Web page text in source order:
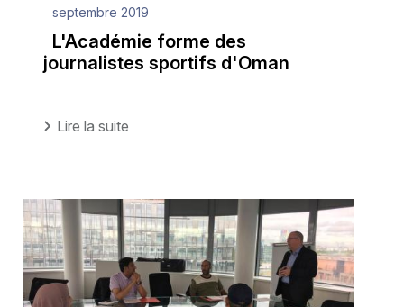
septembre 2019
L'Académie forme des
journalistes sportifs d'Oman
Lire la suite